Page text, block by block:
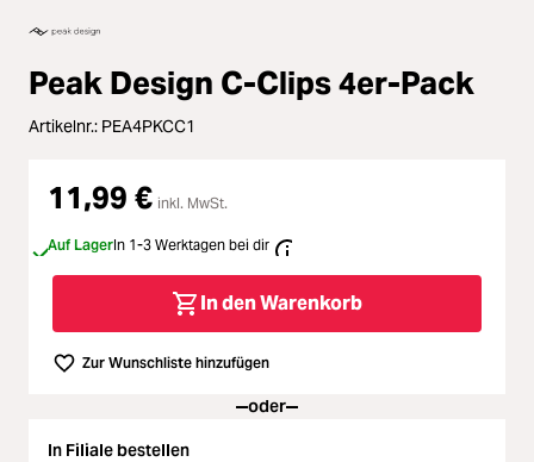
Zubehör
Loading...
Licht & Studio
Loading...
Loading...
Ferngläser
Loading...
Second Hand
Loading...
Loading...
Peak Design C-Clips 4er-Pack
Artikelnr.: PEA4PKCC1
11,99 € inkl. MwSt.
Auf LagerIn 1-3 Werktagen bei dir
In den Warenkorb
Zur Wunschliste hinzufügen
oder
In Filiale bestellen